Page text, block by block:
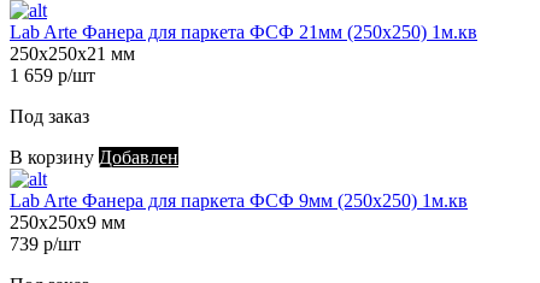
Lab Arte Фанера для паркета ФСФ 21мм (250х250) 1м.кв
250х250х21 мм
1 659 р/шт
Под заказ
В корзину Добавлен
Lab Arte Фанера для паркета ФСФ 9мм (250х250) 1м.кв
250х250х9 мм
739 р/шт